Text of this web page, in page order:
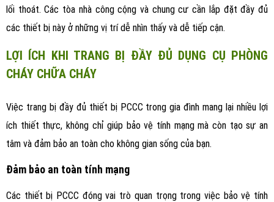
lối thoát. Các tòa nhà công cộng và chung cư cần lắp đặt đầy đủ
các thiết bị này ở những vị trí dễ nhìn thấy và dễ tiếp cận.
LỢI ÍCH KHI TRANG BỊ ĐẦY ĐỦ DỤNG CỤ PHÒNG
CHÁY CHỮA CHÁY
Việc trang bị đầy đủ thiết bị PCCC trong gia đình mang lại nhiều lợi
ích thiết thực, không chỉ giúp bảo vệ tính mạng mà còn tạo sự an
tâm và đảm bảo an toàn cho không gian sống của bạn.
Đảm bảo an toàn tính mạng
Các thiết bị PCCC đóng vai trò quan trọng trong việc bảo vệ tính